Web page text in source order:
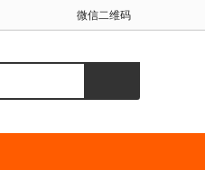
微信二维码